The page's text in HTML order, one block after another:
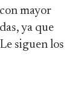
mayor
ya que
siguen los